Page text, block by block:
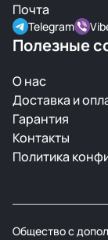
Почта
Telegram
Полезные
О нас
Доставка и
Гарантия
Контакты
Политика
Общество с